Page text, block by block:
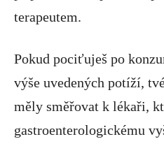
terapeutem.
Pokud pociťuješ po
výše uvedených potíží,
měly směřovat k lékaři,
gastroenterologickému